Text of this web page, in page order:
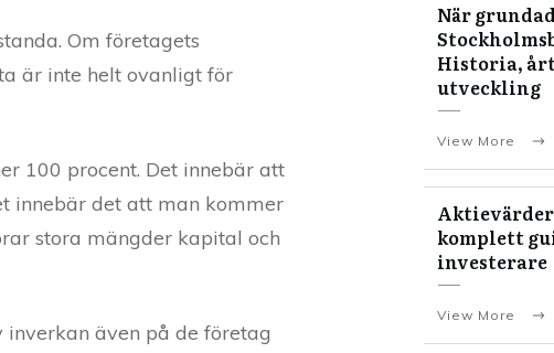
Om företagets
är inte helt ovanligt för
100 procent. Det innebär att
innebär det att man kommer
stora mängder kapital och
även på de företag
När
Historia,
utveckling
View More
komplett
investerare
View More